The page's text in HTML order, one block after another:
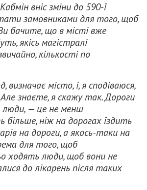
вніс зміни до 590-ї
замовниками для того, щоб
бачите, що в місті вже
якісь магістралі
кількості по
місто, і, я сподіваюся,
Але знаєте, я скажу так.Дороги
люди, — це не менш
ніж на дорогах їздить
на дороги, а якось-таки на
для того, щоб
ходять люди, щоб вони не
до лікарень після таких